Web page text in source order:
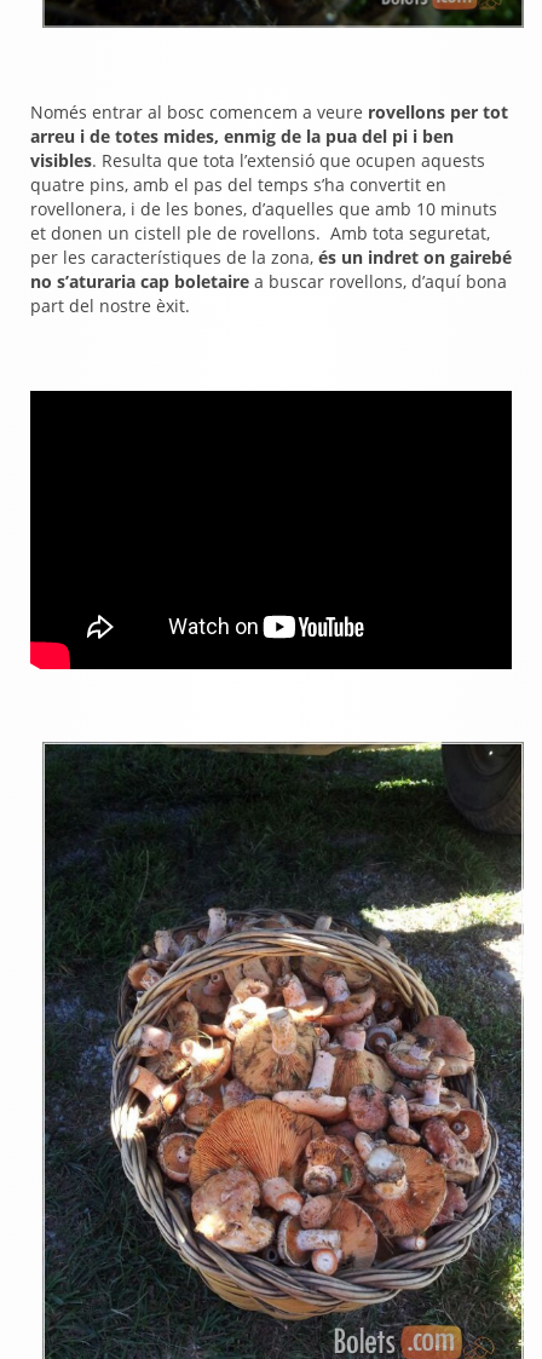
Només entrar al bosc comencem a veure rovellons per tot
arreu i de totes mides, enmig de la pua del pi i ben
visibles. Resulta que tota l’extensió que ocupen aquests
quatre pins, amb el pas del temps s’ha convertit en
rovellonera, i de les bones, d’aquelles que amb 10 minuts
et donen un cistell ple de rovellons. Amb tota seguretat,
per les característiques de la zona, és un indret on gairebé
no s’aturaria cap boletaire a buscar rovellons, d’aquí bona
part del nostre èxit.